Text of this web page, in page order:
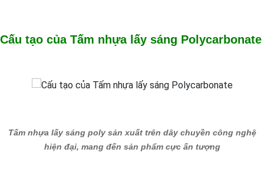
Cấu tạo của Tấm nhựa lấy sáng Polycarbonate
Tấm nhựa lấy sáng poly sản xuất trên dây chuyền công nghệ
hiện đại, mang đến sản phẩm cực ấn tượng